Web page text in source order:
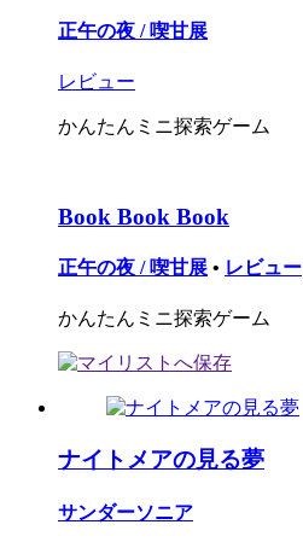
正午の夜 / 喫甘展
レビュー
かんたんミニ探索ゲーム
Book Book Book
正午の夜 / 喫甘展 • レビュー
かんたんミニ探索ゲーム
ナイトメアの見る夢
サンダーソニア